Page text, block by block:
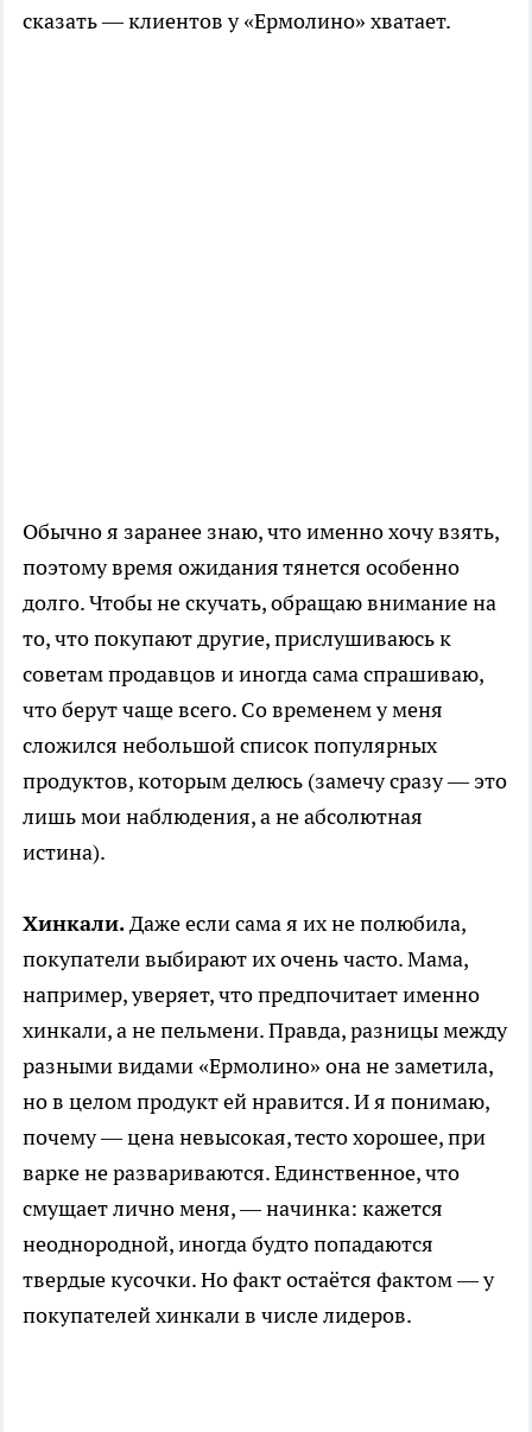
сказать — клиентов у «Ермолино» хватает.
Обычно я заранее знаю, что именно хочу взять,
поэтому время ожидания тянется особенно
долго. Чтобы не скучать, обращаю внимание на
то, что покупают другие, прислушиваюсь к
советам продавцов и иногда сама спрашиваю,
что берут чаще всего. Со временем у меня
сложился небольшой список популярных
продуктов, которым делюсь (замечу сразу — это
лишь мои наблюдения, а не абсолютная
истина).
Хинкали.Даже если сама я их не полюбила,
покупатели выбирают их очень часто. Мама,
например, уверяет, что предпочитает именно
хинкали, а не пельмени. Правда, разницы между
разными видами «Ермолино» она не заметила,
но в целом продукт ей нравится. И я понимаю,
почему — цена невысокая, тесто хорошее, при
варке не развариваются. Единственное, что
смущает лично меня, — начинка: кажется
неоднородной, иногда будто попадаются
твердые кусочки. Но факт остаётся фактом — у
покупателей хинкали в числе лидеров.